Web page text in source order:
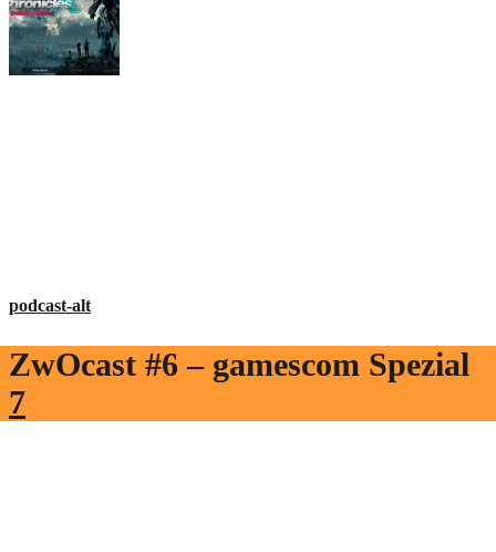
podcast-alt
ZwOcast #6 – gamescom Spezial
7